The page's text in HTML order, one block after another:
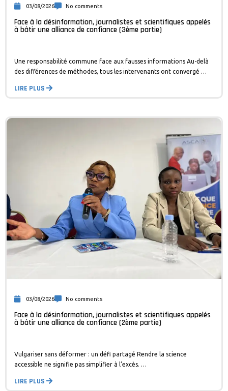
03/08/2026 No comments
Face à la désinformation, journalistes et scientifiques appelés
à bâtir une alliance de confiance (3ème partie)
Une responsabilité commune face aux fausses informations Au-delà
des différences de méthodes, tous les intervenants ont convergé …
LIRE PLUS
03/08/2026 No comments
Face à la désinformation, journalistes et scientifiques appelés
à bâtir une alliance de confiance (2ème partie)
Vulgariser sans déformer : un défi partagé Rendre la science
accessible ne signifie pas simplifier à l’excès. …
LIRE PLUS